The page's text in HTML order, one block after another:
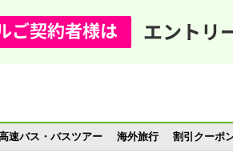
速バス・バスツアー 海外旅行 割引クーポ